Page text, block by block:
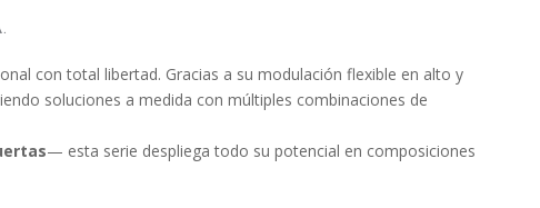
con total libertad. Gracias a su modulación flexible en alto y
soluciones a medida con múltiples combinaciones de
— esta serie despliega todo su potencial en composiciones